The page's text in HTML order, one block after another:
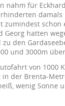
nahm für
zumindest
hatten
den
und 3000m
von 1000
der Brenta-
wenig Sonne